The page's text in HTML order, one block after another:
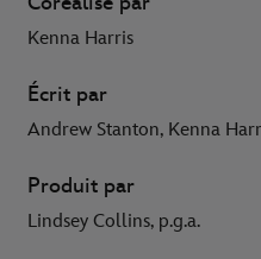
Kenna Harris
Écrit par
Andrew Stanton, Kenna
Produit par
Lindsey Collins, p.g.a.